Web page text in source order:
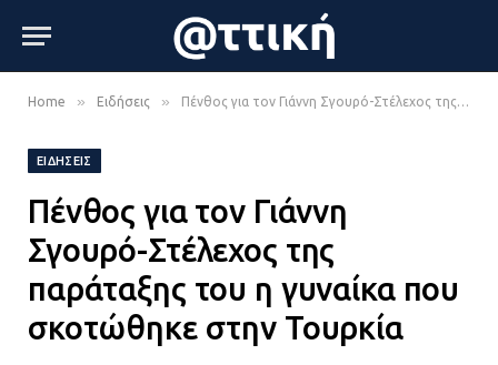
Home » Ειδήσεις » Πένθος για τον Γιάννη Σγουρό-Στέλεχος της παράταξης του η γυναίκα που σκοτώθηκε στην Τουρκία
ΕΙΔΉΣΕΙΣ
Πένθος για τον Γιάννη
Σγουρό-Στέλεχος της
παράταξης του η γυναίκα που
σκοτώθηκε στην Τουρκία